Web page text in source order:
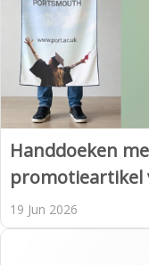
Handdoeken
promotieartikel
19 Jun 2026